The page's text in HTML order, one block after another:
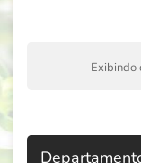
Exibindo